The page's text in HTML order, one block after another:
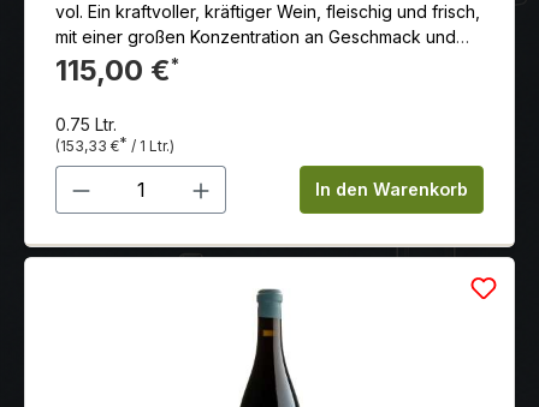
vol. Ein kraftvoller, kräftiger Wein, fleischig und frisch,
mit einer großen Konzentration an Geschmack und
ausgezeichneter Ausgewogenheit. Erzeuger: Alto
Moncayo.
115,00 €*
0.75 Ltr.
(153,33 €* / 1 Ltr.)
Produkt Anzahl: Gib denIn den Warenkorb